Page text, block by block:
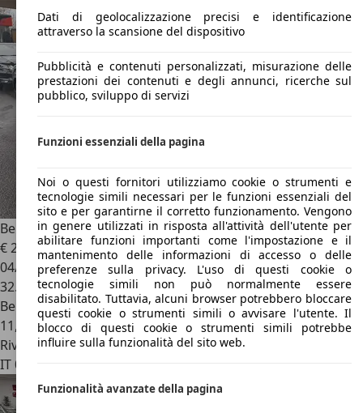
Bentley Flying Spur4.0 V8 550cv auto
€ 249.000
04/2022
32.000 km
Benzina
11,6 l/100 km (comb.)
Rivenditore
IT 00198
Dati di geolocalizzazione precisi e identificazione
attraverso la scansione del dispositivo
Pubblicità e contenuti personalizzati, misurazione delle
prestazioni dei contenuti e degli annunci, ricerche sul
pubblico, sviluppo di servizi
Funzioni essenziali della pagina
Noi o questi fornitori utilizziamo cookie o strumenti e
tecnologie simili necessari per le funzioni essenziali del
sito e per garantirne il corretto funzionamento. Vengono
in genere utilizzati in risposta all'attività dell'utente per
abilitare funzioni importanti come l'impostazione e il
mantenimento delle informazioni di accesso o delle
preferenze sulla privacy. L'uso di questi cookie o
tecnologie simili non può normalmente essere
disabilitato. Tuttavia, alcuni browser potrebbero bloccare
questi cookie o strumenti simili o avvisare l'utente. Il
blocco di questi cookie o strumenti simili potrebbe
influire sulla funzionalità del sito web.
Funzionalità avanzate della pagina